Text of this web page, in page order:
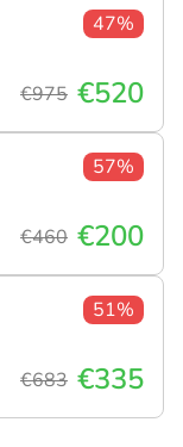
47%
€975 €520
57%
€460 €200
51%
€683 €335